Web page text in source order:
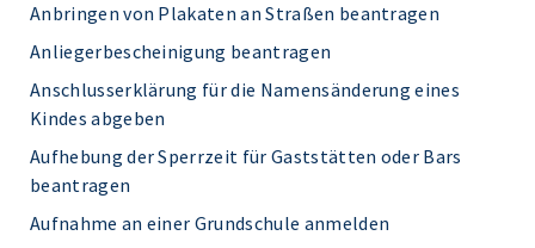
Anbringen von Plakaten an Straßen beantragen
Anliegerbescheinigung beantragen
Anschlusserklärung für die Namensänderung eines
Kindes abgeben
Aufhebung der Sperrzeit für Gaststätten oder Bars
beantragen
Aufnahme an einer Grundschule anmelden